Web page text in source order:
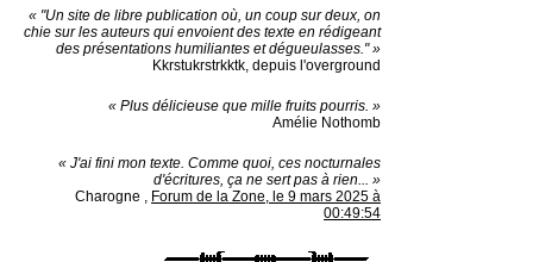
« "Un site de libre publication où, un coup sur deux, on
chie sur les auteurs qui envoient des texte en rédigeant
des présentations humiliantes et dégueulasses." »
Kkrstukrstrkktk, depuis l'overground
« Plus délicieuse que mille fruits pourris. »
Amélie Nothomb
« J'ai fini mon texte. Comme quoi, ces nocturnales
d'écritures, ça ne sert pas à rien... »
Charogne , Forum de la Zone, le 9 mars 2025 à
00:49:54